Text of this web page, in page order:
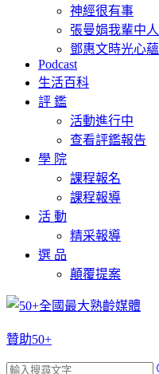
神經很有事
張曼娟我輩中人
鄧惠文時光心蘊
Podcast
生活百科
評 鑑
活動進行中
查看評鑑報告
學 院
課程報名
課程報導
活 動
精采報導
選 品
顛覆提案
贊助50+